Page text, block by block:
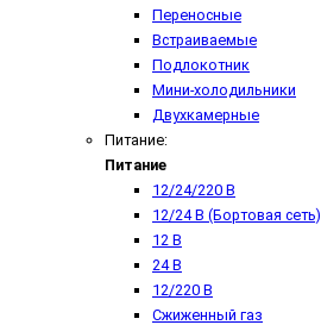
Переносные
Встраиваемые
Подлокотник
Мини-холодильники
Двухкамерные
Питание:
Питание
12/24/220 В
12/24 В (Бортовая сеть)
12 В
24 В
12/220 В
Сжиженный газ